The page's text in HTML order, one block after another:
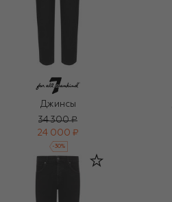
Джинсы
34 300 ₽
24 000 ₽
-30%